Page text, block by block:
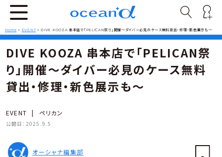
Home > EVENT >DIVE KOOZA 串本店で「PELICAN祭り」開催～ダイバー必見のケース無料貸出・修理・新色展示も～
DIVE KOOZA 串本店で「PELICAN祭
り」開催～ダイバー必見のケース無料
貸出・修理・新色展示も～
EVENT | ペリカン
公開日： 2025.9.5
オーシャナ編集部